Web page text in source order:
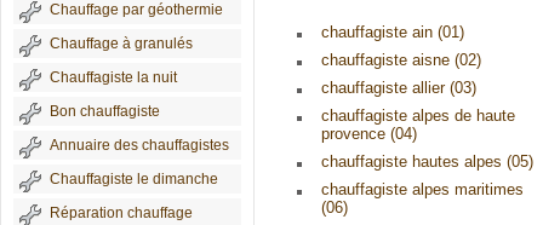
Chauffage par géothermie
Chauffage à granulés
Chauffagiste la nuit
Bon chauffagiste
Annuaire des chauffagistes
Chauffagiste le dimanche
Réparation chauffage
chauffagiste ain (01)
chauffagiste aisne (02)
chauffagiste allier (03)
chauffagiste alpes de haute
provence (04)
chauffagiste hautes alpes (05)
chauffagiste alpes maritimes
(06)